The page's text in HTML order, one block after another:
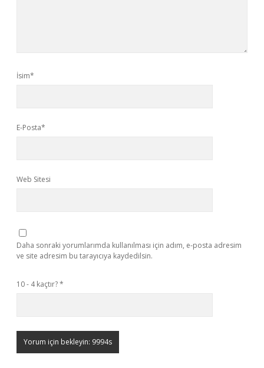
İsim*
E-Posta*
Web Sitesi
Daha sonraki yorumlarımda kullanılması için adım, e-posta adresim
ve site adresim bu tarayıcıya kaydedilsin.
10 - 4 kaçtır?*